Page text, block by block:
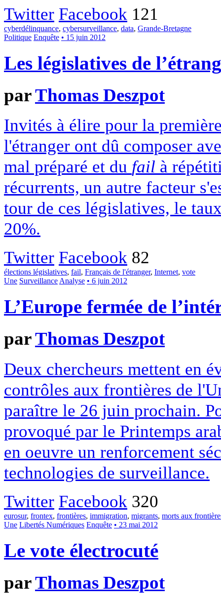
Twitter Facebook 121
cyberdélinquance, cybersurveillance, data, Grande-Bretagne
Politique Enquête • 15 juin 2012
Les législatives de
parThomas Deszpot
Invités à élire pour la
l'étranger ont dû composer
mal préparé et du fail à
récurrents, un autre facteur
tour de ces législatives, le
20%.
Twitter Facebook 82
élections législatives, fail, Français de l'étranger, Internet, vote
Une Surveillance Analyse • 6 juin 2012
L’Europe fermée de
parThomas Deszpot
Deux chercheurs mettent en
contrôles aux frontières de
paraître le 26 juin prochain.
provoqué par le Printemps
en oeuvre un renforcement
technologies de surveillance.
Twitter Facebook 320
eurosur, frontex, frontières, immigration, migrants, morts aux
Une Libertés Numériques Enquête • 23 mai 2012
Le vote électrocuté
parThomas Deszpot